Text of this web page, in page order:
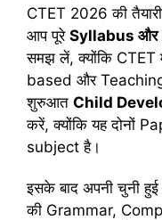
CTET 2026 की
आप पूरे Syllabus और
समझ लें, क्योंकि CTET
based और
शुरुआत Child
करें, क्योंकि यह दोनों
subject है।
इसके बाद अपनी चुनी
की Grammar,